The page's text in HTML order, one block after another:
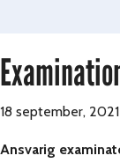
18 september, 2021
Ansvarig